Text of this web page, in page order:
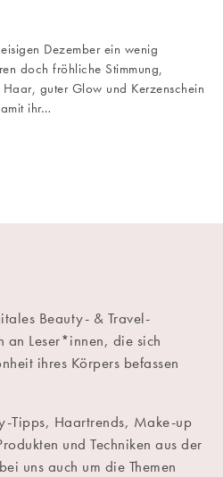
Dezember ein wenig
doch fröhliche Stimmung,
guter Glow und Kerzenschein
ihr…
Beauty- & Travel-
an Leser*innen, die sich
ihres Körpers befassen
Tipps, Haartrends, Make-up
und Techniken aus der
uns auch um die Themen